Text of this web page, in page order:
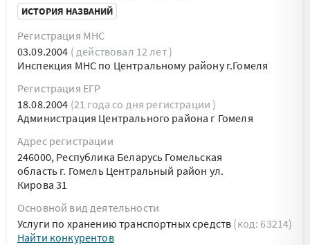
ИСТОРИЯ НАЗВАНИЙ
Регистрация МНС
03.09.2004 ( действовал 12 лет )
Инспекция МНС по Центральному району г.Гомеля
Регистрация ЕГР
18.08.2004 (21 года со дня регистрации )
Администрация Центрального района г Гомеля
Адрес регистрации
246000, Республика Беларусь Гомельская
область г. Гомель Центральный район ул.
Кирова 31
Основной вид деятельности
Услуги по хранению транспортных средств (код: 63214)
Найти конкурентов